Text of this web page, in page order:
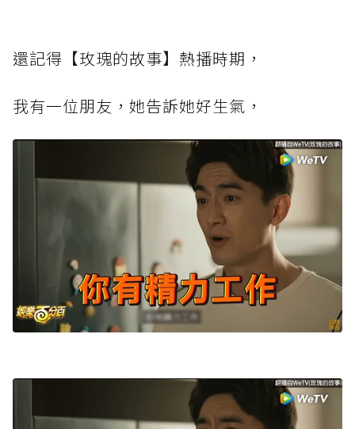
還記得【玫瑰的故事】熱播時期，
我有一位朋友，她告訴她好生氣，